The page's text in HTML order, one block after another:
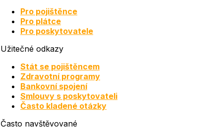
Pro pojištěnce
Pro plátce
Pro poskytovatele
Užitečné odkazy
Stát se pojištěncem
Zdravotní programy
Bankovní spojení
Smlouvy s poskytovateli
Často kladené otázky
Často navštěvované